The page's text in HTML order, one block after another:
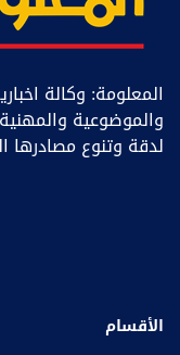
المعلومة: وكالة
والموضوعية
لدقة وتنوع مصادرها
الأقسام